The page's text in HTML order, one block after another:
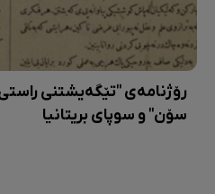
رۆژنامەی "تێگەیشتنی
سۆن" و سوپای بریتانیا